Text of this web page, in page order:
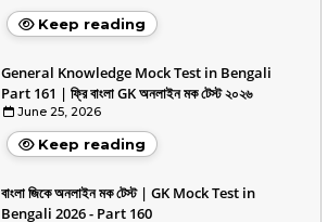
Keep reading
General Knowledge Mock Test in Bengali
Part 161 | ফ্রি বাংলা GK অনলাইন মক টেস্ট ২০২৬
June 25, 2026
Keep reading
বাংলা জিকে অনলাইন মক টেস্ট | GK Mock Test in
Bengali 2026 - Part 160